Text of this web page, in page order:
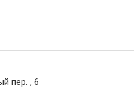
пер. , 6